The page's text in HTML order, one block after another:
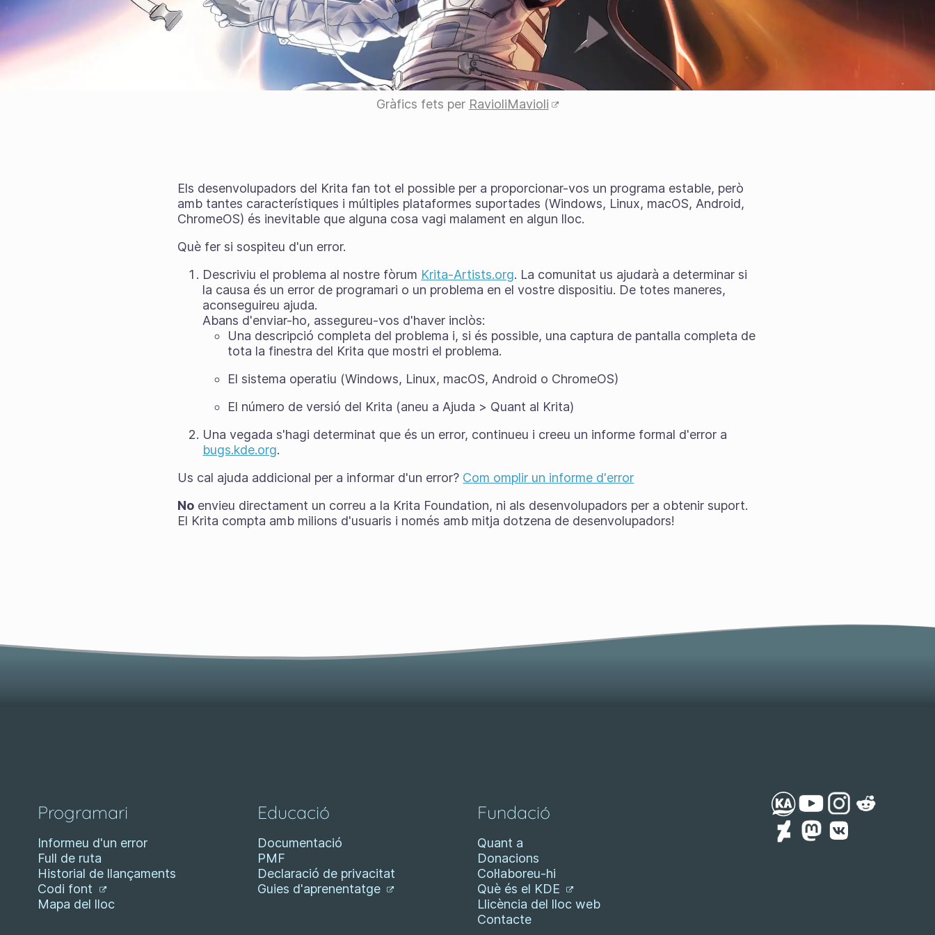
Gràfics fets per RavioliMavioli
Els desenvolupadors del Krita fan tot el possible per a proporcionar-vos un programa estable, però
amb tantes característiques i múltiples plataformes suportades (Windows, Linux, macOS, Android,
ChromeOS) és inevitable que alguna cosa vagi malament en algun lloc.
Què fer si sospiteu d'un error.
Descriviu el problema al nostre fòrum Krita-Artists.org. La comunitat us ajudarà a determinar si
la causa és un error de programari o un problema en el vostre dispositiu. De totes maneres,
aconseguireu ajuda.
Abans d'enviar-ho, assegureu-vos d'haver inclòs:
Una descripció completa del problema i, si és possible, una captura de pantalla completa de
tota la finestra del Krita que mostri el problema.
El sistema operatiu (Windows, Linux, macOS, Android o ChromeOS)
El número de versió del Krita (aneu a Ajuda > Quant al Krita)
Una vegada s'hagi determinat que és un error, continueu i creeu un informe formal d'error a
bugs.kde.org.
Us cal ajuda addicional per a informar d'un error? Com omplir un informe d'error
No envieu directament un correu a la Krita Foundation, ni als desenvolupadors per a obtenir suport.
El Krita compta amb milions d'usuaris i només amb mitja dotzena de desenvolupadors!
Programari
Informeu d'un error
Full de ruta
Historial de llançaments
Codi font
Mapa del lloc
Educació
Documentació
PMF
Declaració de privacitat
Guies d'aprenentatge
Fundació
Quant a
Donacions
Col·laboreu-hi
Què és el KDE
Llicència del lloc web
Contacte